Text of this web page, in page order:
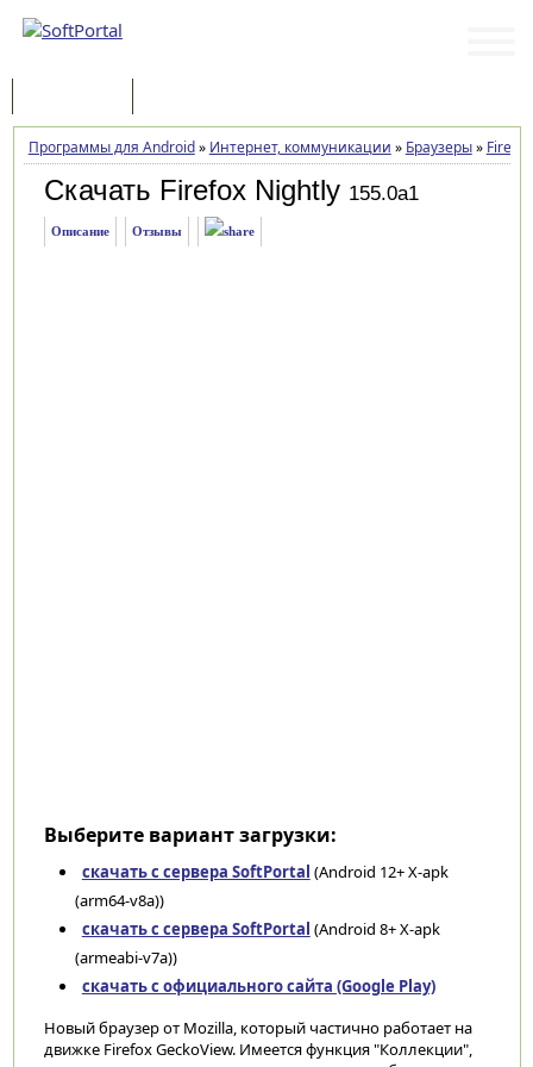
Программы для Android» Интернет, коммуникации » Браузеры»
Скачать Firefox Nightly 155.0a1
Описание Отзывы
Выберите вариант загрузки:
скачать с сервера SoftPortal (Android 12+ X-apk
(arm64-v8a))
скачать с сервера SoftPortal (Android 8+ X-apk
(armeabi-v7a))
скачать с официального сайта (Google Play)
Новый браузер от Mozilla, который частично работает на
движке Firefox GeckoView. Имеется функция "Коллекции",